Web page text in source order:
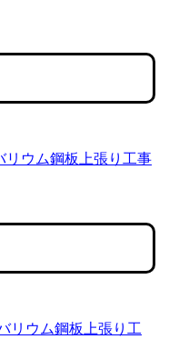
リウム鋼板上張り工事
リウム鋼板上張り工